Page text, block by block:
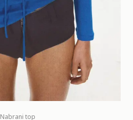
Nabrani top